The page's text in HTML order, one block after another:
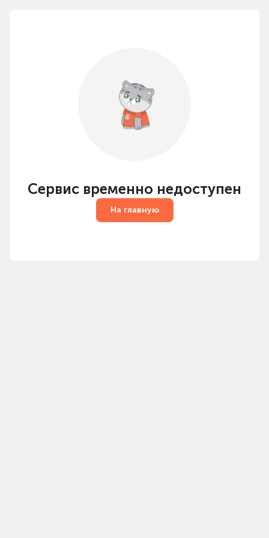
Сервис временно недоступен
На главную